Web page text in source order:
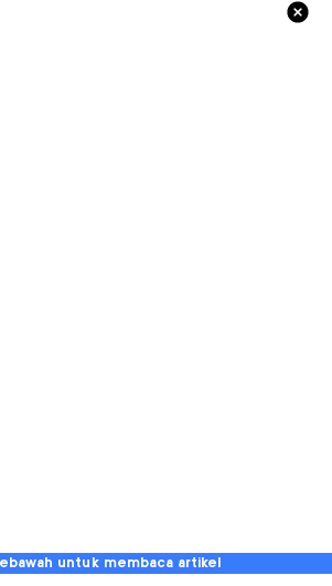
untuk membaca artikel